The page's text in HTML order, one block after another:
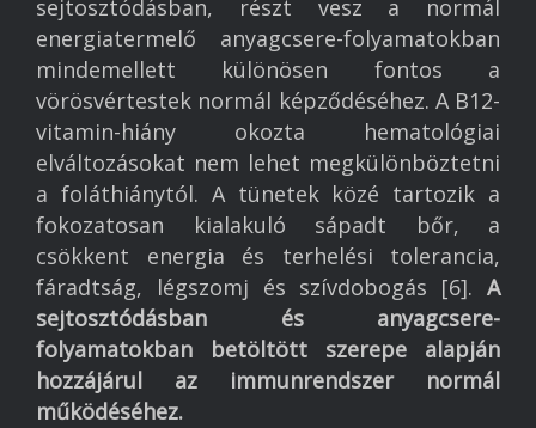
sejtosztódásban, részt vesz a normál
energiatermelő anyagcsere-folyamatokban
mindemellett különösen fontos a
vörösvértestek normál képződéséhez. A B12-
vitamin-hiány okozta hematológiai
elváltozásokat nem lehet megkülönböztetni
a foláthiánytól. A tünetek közé tartozik a
fokozatosan kialakuló sápadt bőr, a
csökkent energia és terhelési tolerancia,
fáradtság, légszomj és szívdobogás [6]. A
sejtosztódásban és anyagcsere-
folyamatokban betöltött szerepe alapján
hozzájárul az immunrendszer normál
működéséhez.